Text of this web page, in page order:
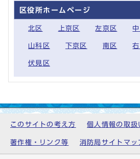
区役所ホームページ
北区 上京区 左京区
山科区 下京区 南区
伏見区
このサイトの考え方 個人情報の取扱
著作権・リンク等 消防局サイトマッ